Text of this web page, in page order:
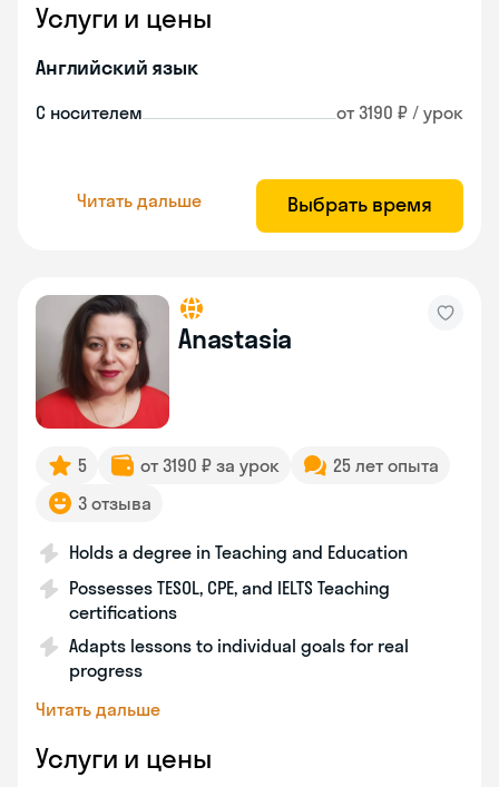
Услуги и цены
Английский язык
С носителем от 3190 ₽ / урок
Читать дальше Выбрать время
Anastasia
5 от 3190 ₽ за урок
25 лет опыта
3 отзыва
Holds a degree in Teaching and Education
Possesses TESOL, CPE, and IELTS Teaching
certifications
Adapts lessons to individual goals for real
progress
Читать дальше
Услуги и цены